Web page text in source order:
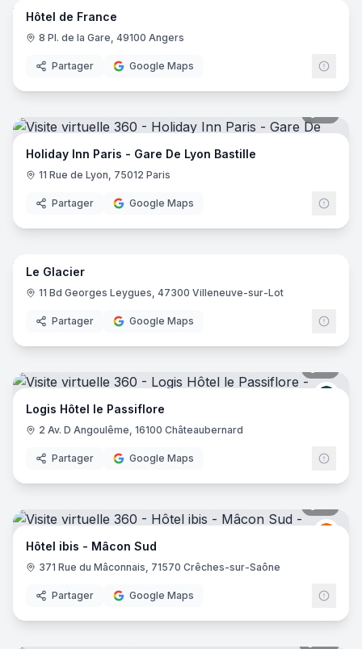
Hôtel de France
8 Pl. de la Gare, 49100 Angers
Partager Google Maps
Holiday Inn Paris - Gare De Lyon Bastille
11 Rue de Lyon, 75012 Paris
Partager Google Maps
24
Le Glacier
11 Bd Georges Leygues, 47300 Villeneuve-sur-Lot
Partager Google Maps
Logis Hôtel le Passiflore
2 Av. D Angoulême, 16100 Châteaubernard
Partager Google Maps
Ibis
Hôtel ibis - Mâcon Sud
371 Rue du Mâconnais, 71570 Crêches-sur-Saône
Partager Google Maps